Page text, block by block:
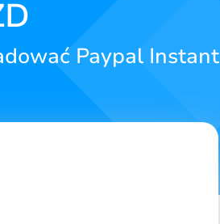
Paypal Instant